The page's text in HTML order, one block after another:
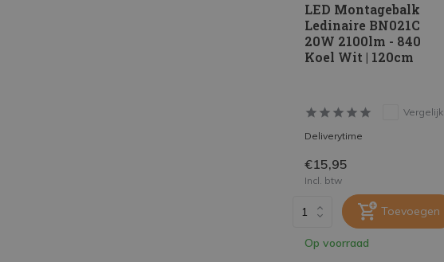
LED Montagebalk
Ledinaire BN021C
20W 2100lm - 840
Koel Wit | 120cm
Vergelijk
Deliverytime
€15,95
Incl. btw
Toevoegen
Op voorraad